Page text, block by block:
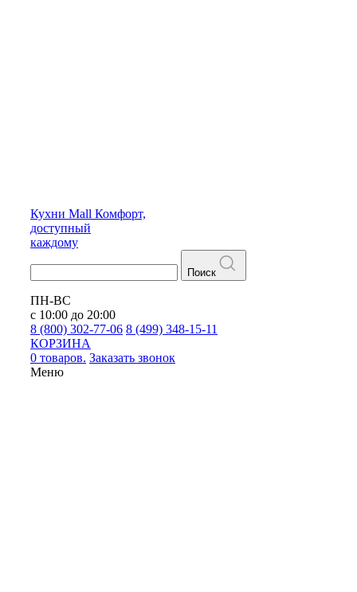
Кухни Mall Комфорт,
доступный
каждому
Поиск
ПН-ВС
с 10:00 до 20:00
8 (800) 302-77-06 8 (499) 348-15-11
КОРЗИНА
0 товаров. Заказать звонок
Меню